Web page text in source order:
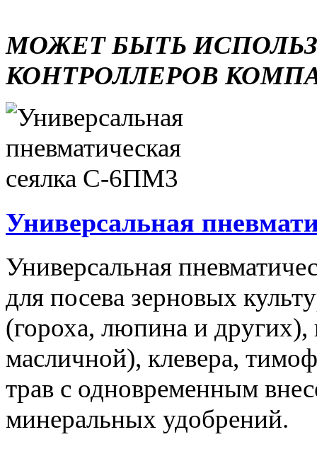
МОЖЕТ БЫТЬ
КОНТРОЛЛЕРОВ
Универсальная
Универсальная
для посева зерновых
(гороха, люпина и других),
масличной), клевера,
трав с одновременным
минеральных удобрений.